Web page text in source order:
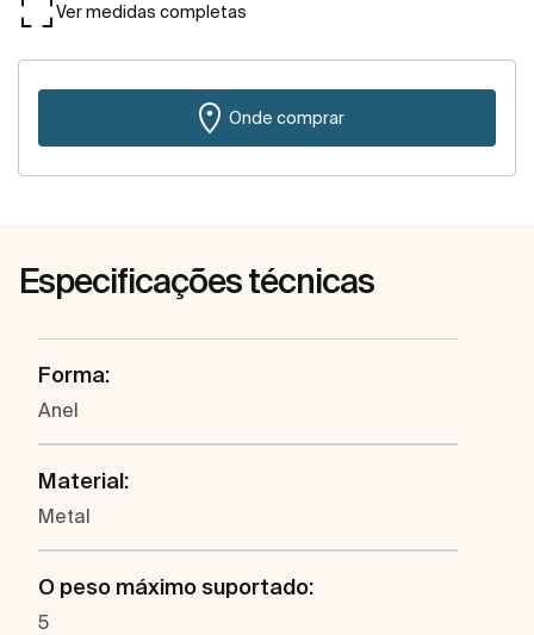
Ver medidas completas
Onde comprar
Especificações técnicas
Forma:
Anel
Material:
Metal
O peso máximo suportado:
5